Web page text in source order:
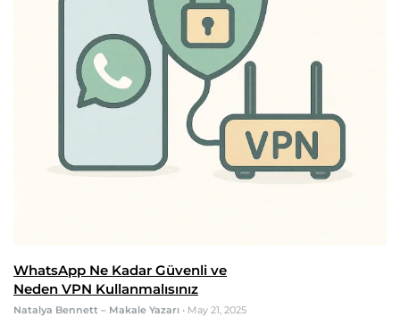
WhatsApp Ne Kadar Güvenli ve
Neden VPN Kullanmalısınız
Natalya Bennett – Makale Yazarı • May 21, 2025